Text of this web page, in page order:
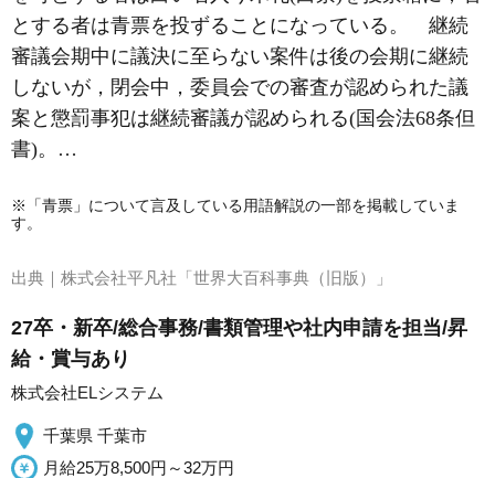
とする者は青票を投ずることになっている。 継続
審議会期中に議決に至らない案件は後の会期に継続
しないが，閉会中，委員会での審査が認められた議
案と懲罰事犯は継続審議が認められる(国会法68条但
書)。…
※「青票」について言及している用語解説の一部を掲載していま
す。
出典｜ 株式会社平凡社「世界大百科事典（旧版）」
27卒・新卒/総合事務/書類管理や社内申請を担当/昇
給・賞与あり
株式会社ELシステム
千葉県 千葉市
月給25万8,500円～32万円